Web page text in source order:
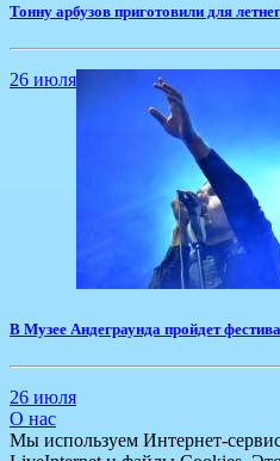
​Тонну арбузов приготовили для
26 июля
​В Музее Андеграунда пройдет
26 июля
О нас
Мы используем Интернет-